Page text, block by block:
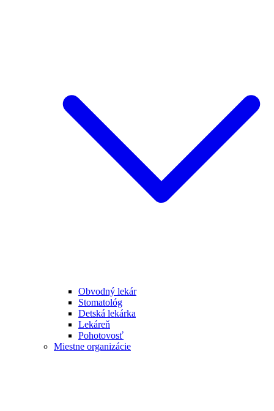
Obvodný lekár
Stomatológ
Detská lekárka
Lekáreň
Pohotovosť
Miestne organizácie